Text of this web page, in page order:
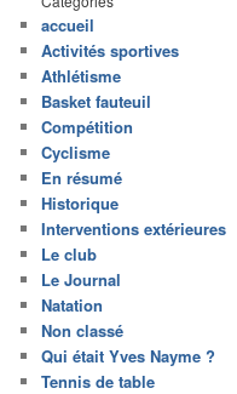
accueil
Activités sportives
Athlétisme
Basket fauteuil
Compétition
Cyclisme
En résumé
Historique
Interventions extérieures
Le club
Le Journal
Natation
Non classé
Qui était Yves Nayme ?
Tennis de table